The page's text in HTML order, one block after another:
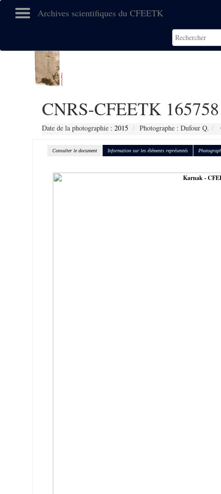
Archives scientifiques du CFEETK
CNRS-CFEETK 165758
Date de la photographie : 2015 Photographe : Dufour Q.
Consulter le document Information sur les éléments représentés